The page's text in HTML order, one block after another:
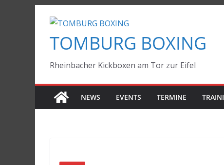
Inhalt
springen
TOMBURG BOXING
Rheinbacher Kickboxen am Tor zur Eifel
NEWS EVENTS TERMINE